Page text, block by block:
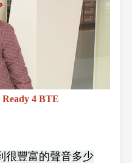
4 BTE
很豐富的聲音多少